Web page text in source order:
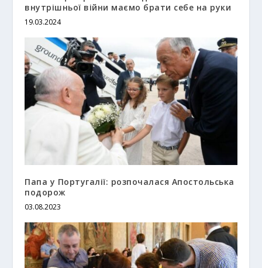
внутрішньої війни маємо брати себе на руки
19.03.2024
Папа у Португалії: розпочалася Апостольська
подорож
03.08.2023